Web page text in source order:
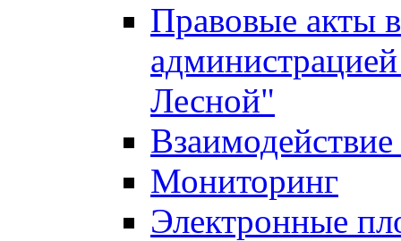
Правовые акты
Лесной"
Мониторинг
Электронные